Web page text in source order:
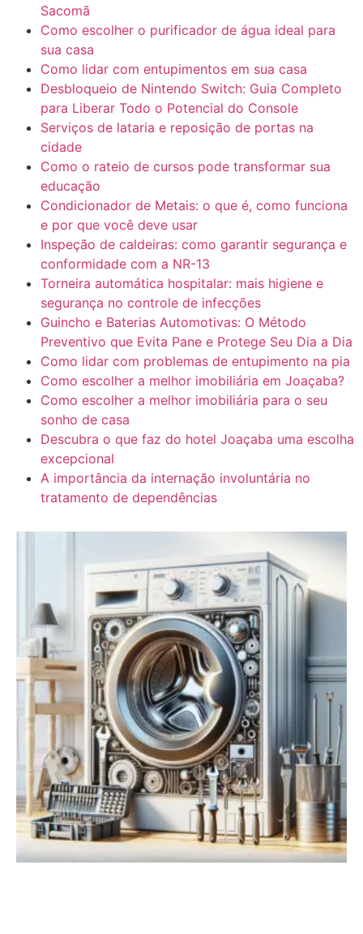
Sacomã
Como escolher o purificador de água ideal para
sua casa
Como lidar com entupimentos em sua casa
Desbloqueio de Nintendo Switch: Guia Completo
para Liberar Todo o Potencial do Console
Serviços de lataria e reposição de portas na
cidade
Como o rateio de cursos pode transformar sua
educação
Condicionador de Metais: o que é, como funciona
e por que você deve usar
Inspeção de caldeiras: como garantir segurança e
conformidade com a NR-13
Torneira automática hospitalar: mais higiene e
segurança no controle de infecções
Guincho e Baterias Automotivas: O Método
Preventivo que Evita Pane e Protege Seu Dia a Dia
Como lidar com problemas de entupimento na pia
Como escolher a melhor imobiliária em Joaçaba?
Como escolher a melhor imobiliária para o seu
sonho de casa
Descubra o que faz do hotel Joaçaba uma escolha
excepcional
A importância da internação involuntária no
tratamento de dependências